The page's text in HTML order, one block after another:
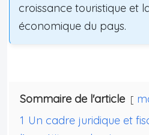
croissance touristique et
économique du pays.
Sommaire de l'article
1 Un cadre juridique et